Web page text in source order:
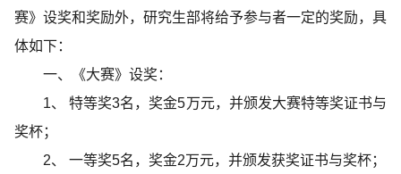
赛》设奖和奖励外，研究生部将给予参与者一定的奖励，具
体如下：
一、《大赛》设奖：
1、 特等奖3名，奖金5万元，并颁发大赛特等奖证书与
奖杯；
2、 一等奖5名，奖金2万元，并颁发获奖证书与奖杯；